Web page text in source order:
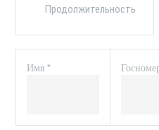
Продолжительность
Имя *